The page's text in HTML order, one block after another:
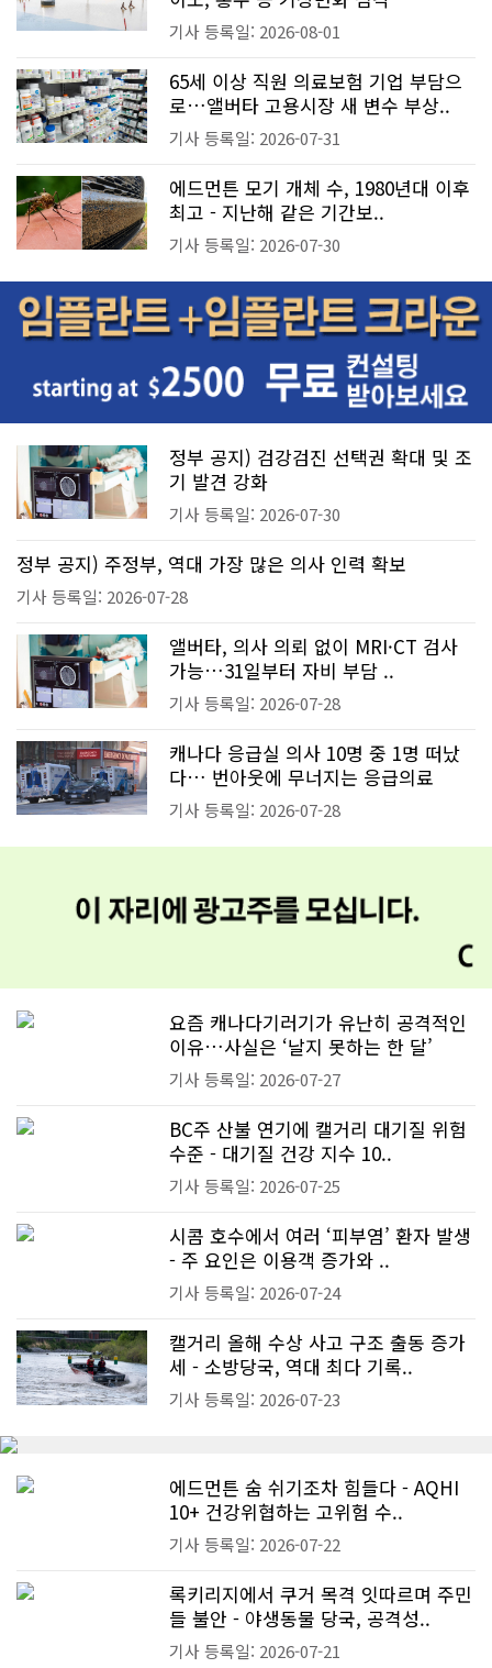
기사 등록일: 2026-08-01
65세 이상 직원 의료보험 기업 부담으
로…앨버타 고용시장 새 변수 부상..
기사 등록일: 2026-07-31
에드먼튼 모기 개체 수, 1980년대 이후
최고 - 지난해 같은 기간보..
기사 등록일: 2026-07-30
정부 공지) 검강검진 선택권 확대 및 조
기 발견 강화
기사 등록일: 2026-07-30
정부 공지) 주정부, 역대 가장 많은 의사 인력 확보
기사 등록일: 2026-07-28
앨버타, 의사 의뢰 없이 MRI·CT 검사
가능…31일부터 자비 부담 ..
기사 등록일: 2026-07-28
캐나다 응급실 의사 10명 중 1명 떠났
다… 번아웃에 무너지는 응급의료
기사 등록일: 2026-07-28
요즘 캐나다기러기가 유난히 공격적인
이유…사실은 ‘날지 못하는 한 달’
기사 등록일: 2026-07-27
BC주 산불 연기에 캘거리 대기질 위험
수준 - 대기질 건강 지수 10..
기사 등록일: 2026-07-25
시콤 호수에서 여러 ‘피부염’ 환자 발생
- 주 요인은 이용객 증가와 ..
기사 등록일: 2026-07-24
캘거리 올해 수상 사고 구조 출동 증가
세 - 소방당국, 역대 최다 기록..
기사 등록일: 2026-07-23
에드먼튼 숨 쉬기조차 힘들다 - AQHI
10+ 건강위협하는 고위험 수..
기사 등록일: 2026-07-22
록키리지에서 쿠거 목격 잇따르며 주민
들 불안 - 야생동물 당국, 공격성..
기사 등록일: 2026-07-21